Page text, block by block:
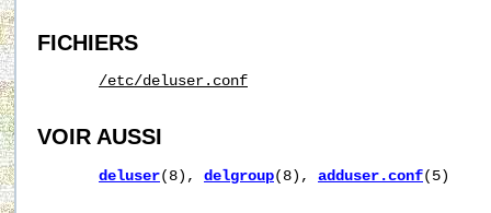
FICHIERS
/etc/deluser.conf
VOIR AUSSI
deluser(8), delgroup(8), adduser.conf(5)